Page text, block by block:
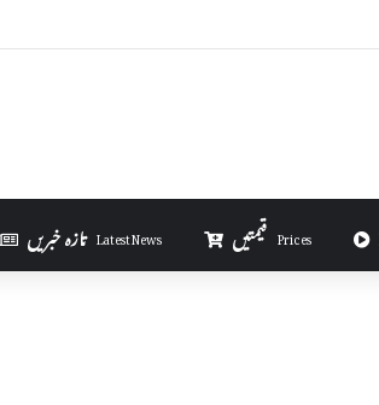
تازہ خبریں Latest News Prices